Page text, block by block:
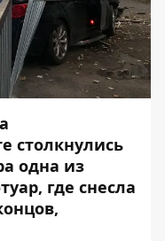
столкнулись
одна из
где снесла